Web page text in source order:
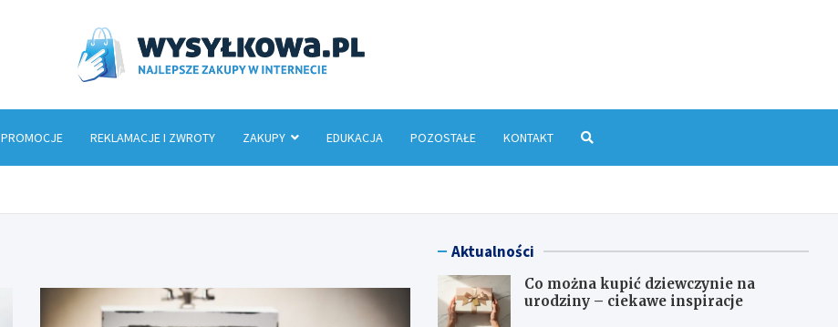
PROMOCJE REKLAMACJE I ZWROTY ZAKUPY EDUKACJA POZOSTAŁE KONTAKT
Aktualności
Co można kupić dziewczynie na
urodziny – ciekawe inspiracje